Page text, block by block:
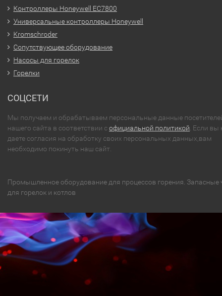
Контроллеры Honeywell EC7800
Универсальные контроллеры Honeywell
Kromschroder
Сопутствующее оборудование
Насосы для горелок
Горелки
СОЦСЕТИ
Мы получаем и обрабатываем персональные данные
нашего сайта в соответствии софициальной политикой . Если вы
даете согласия на обработку своих персональных данных,вам
необходимо покинуть наш сайт.
Промышленное оборудование для процессов горения. Запасные
для горелок и котлов